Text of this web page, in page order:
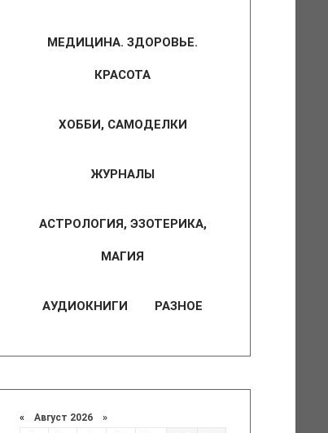
МЕДИЦИНА. ЗДОРОВЬЕ.
КРАСОТА
ХОББИ, САМОДЕЛКИ
ЖУРНАЛЫ
АСТРОЛОГИЯ, ЭЗОТЕРИКА,
МАГИЯ
АУДИОКНИГИ РАЗНОЕ
« Август 2026 »